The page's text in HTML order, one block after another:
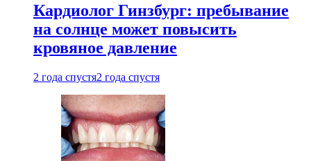
Кардиолог Гинзбург: пребывание
на солнце может повысить
кровяное давление
2 года спустя2 года спустя